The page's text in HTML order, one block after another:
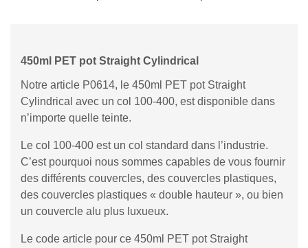
450ml PET pot Straight Cylindrical
Notre article P0614, le 450ml PET pot Straight
Cylindrical avec un col 100-400, est disponible dans
n’importe quelle teinte.
Le col 100-400 est un col standard dans l’industrie.
C’est pourquoi nous sommes capables de vous fournir
des différents couvercles, des couvercles plastiques,
des couvercles plastiques « double hauteur », ou bien
un couvercle alu plus luxueux.
Le code article pour ce 450ml PET pot Straight